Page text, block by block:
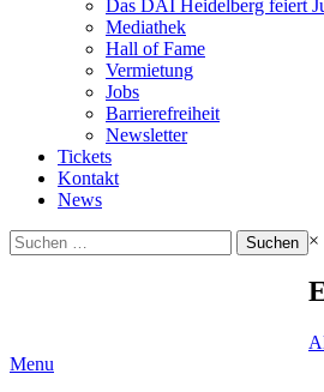
Das DAI Heidelberg feiert
Mediathek
Hall of Fame
Vermietung
Jobs
Barrierefreiheit
Newsletter
Tickets
Kontakt
News
Suchen
nach:
×
Menu